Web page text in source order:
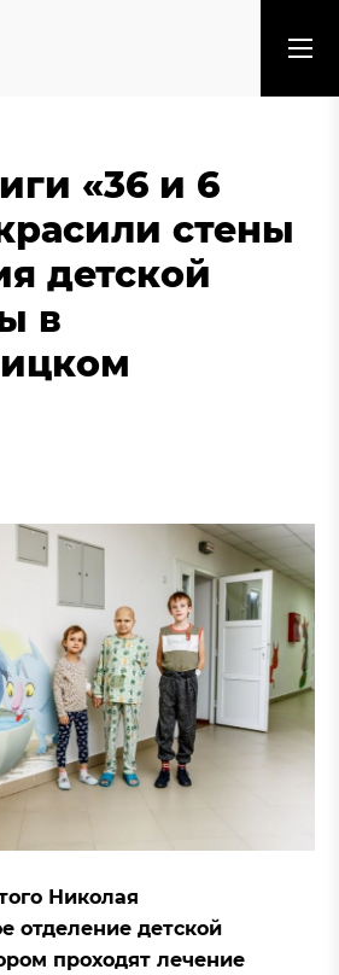
«36 и 6
стены
детской
в
Николая
отделение детской
проходят лечение